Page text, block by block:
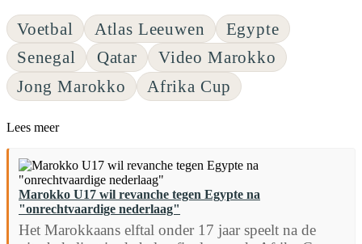
Voetbal Atlas Leeuwen
Egypte
Senegal
Qatar
Video Marokko
Jong Marokko
Afrika Cup
Lees meer
Marokko U17 wil revanche tegen Egypte na
"onrechtvaardige nederlaag"
Het Marokkaans elftal onder 17 jaar speelt na de